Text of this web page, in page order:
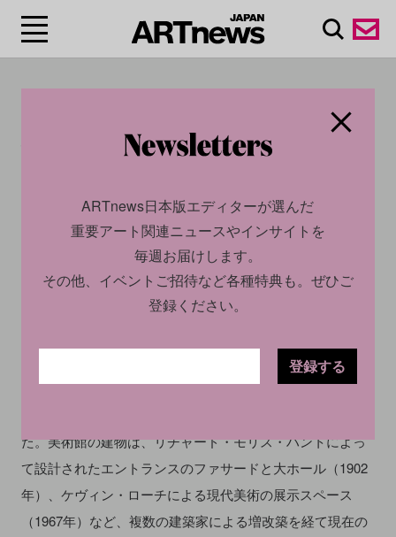
#メトロポリタン美術
館/Metropolitan
メトロポリタン美術館は、アメリカ合衆国ニューヨーク市
のマンハッタン、セントラルパーク隣接のフィフスアベニ
13日に法人化され、5番街681番地のドッドワース・ビルに
開館した。1880年に一時的に西14丁目128番地のダグラ
た。美術館の建物は、リチャード・モリス・ハントによっ
て設計されたエントランスのファサードと大ホール（1902
年）、ケヴィン・ローチによる現代美術の展示スペース
（1967年）など、複数の建築家による増改築を経て現在の
ARTnews日本版エディターが選んだ
重要アート関連ニュースやインサイトを
毎週お届けします。
その他、イベントご招待など各種特典も。ぜひご
登録ください。
登録する